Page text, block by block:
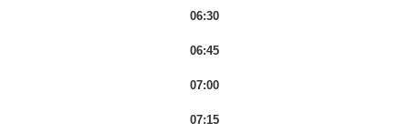
06:30
06:45
07:00
07:15